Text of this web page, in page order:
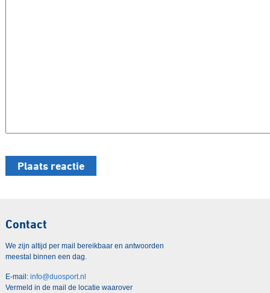
Contact
We zijn altijd per mail bereikbaar en antwoorden
meestal binnen een dag.
E-mail: info@duosport.nl
Vermeld in de mail de locatie waarover